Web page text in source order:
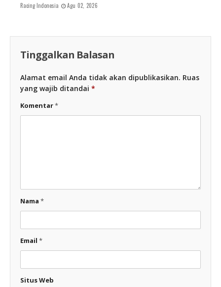
Racing Indonesia Agu 02, 2026
Tinggalkan Balasan
Alamat email Anda tidak akan dipublikasikan. Ruas
yang wajib ditandai *
Komentar*
Nama *
Email *
Situs Web